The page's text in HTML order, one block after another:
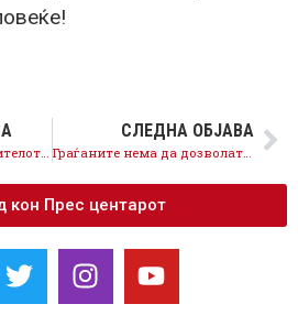
СЛЕДНА ОБЈАВА
Граѓаните нема да дозволат стечајниот управник Мицкоски и Груевски повторно да ја задолжуваат државата
кон Прес центарот